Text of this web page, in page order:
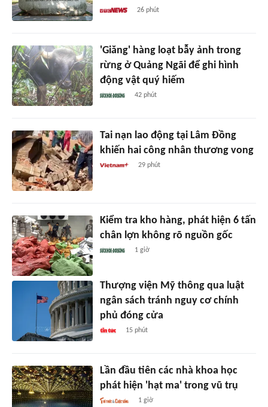
26 phút
'Giăng' hàng loạt bẫy ảnh trong
rừng ở Quảng Ngãi để ghi hình
động vật quý hiếm
42 phút
Tai nạn lao động tại Lâm Đồng
khiến hai công nhân thương vong
29 phút
Kiểm tra kho hàng, phát hiện 6 tấn
chân lợn không rõ nguồn gốc
1 giờ
Thượng viện Mỹ thông qua luật
ngân sách tránh nguy cơ chính
phủ đóng cửa
15 phút
Lần đầu tiên các nhà khoa học
phát hiện 'hạt ma' trong vũ trụ
1 giờ